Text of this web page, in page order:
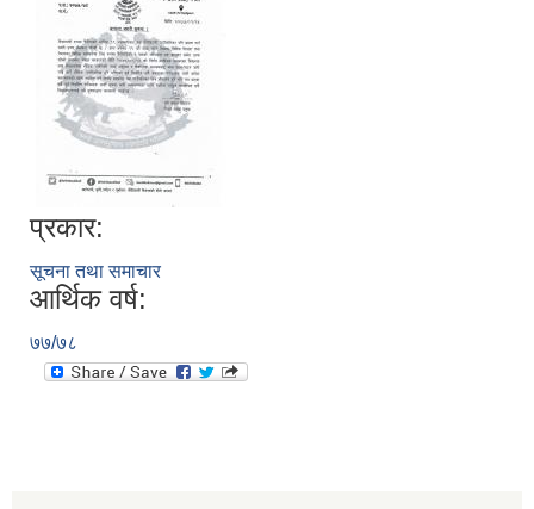
प्रकार:
सूचना तथा समाचार
आर्थिक वर्ष:
७७/७८